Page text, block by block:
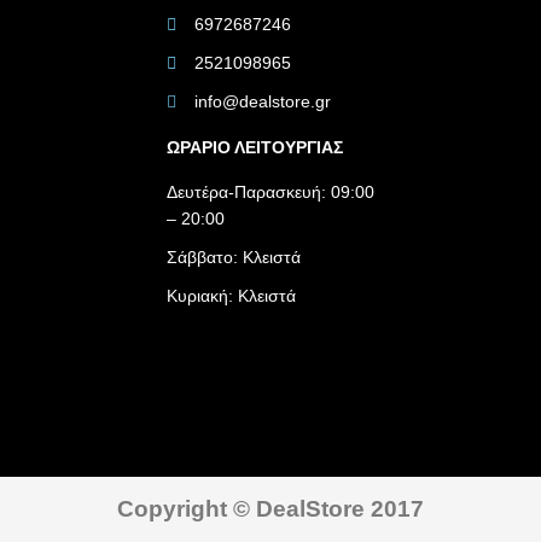
6972687246
2521098965
info@dealstore.gr
ΩΡΑΡΙΟ ΛΕΙΤΟΥΡΓΙΑΣ​
Δευτέρα-Παρασκευή: 09:00
– 20:00
Σάββατο: Κλειστά
Κυριακή: Κλειστά
Copyright © DealStore 2017